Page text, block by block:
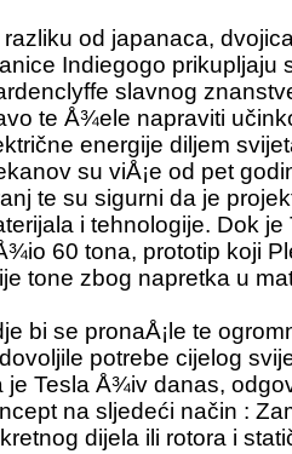
od japanaca,
Indiegogo prikupljaju
slavnog
te Å¾ele napraviti
energije diljem
su viÅ¡e od pet
te su sigurni da je
i tehnologije. Dok
60 tona, prototip koji
tone zbog napretka u
bi se pronaÅ¡le te
potrebe cijelog
je Tesla Å¾iv danas,
na sljedeći način :
dijela ili rotora i